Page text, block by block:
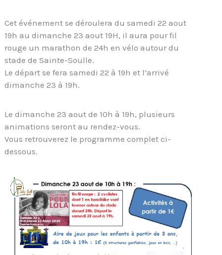
Cet événement se déroulera du samedi 22 aout
19h au dimanche 23 aout 19H, il aura pour fil
rouge un marathon de 24h en vélo autour du
stade de Sainte-Soulle.
Le départ se fera samedi 22 à 19h et l’arrivé
dimanche 23 à 19h.
Le dimanche 23 aout de 10h à 19h, plusieurs
animations seront au rendez-vous.
Vous retrouverez le programme complet ci-
dessous.